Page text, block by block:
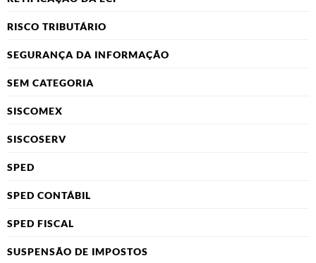
RISCO TRIBUTÁRIO
SEGURANÇA DA INFORMAÇÃO
SEM CATEGORIA
SISCOMEX
SISCOSERV
SPED
SPED CONTÁBIL
SPED FISCAL
SUSPENSÃO DE IMPOSTOS